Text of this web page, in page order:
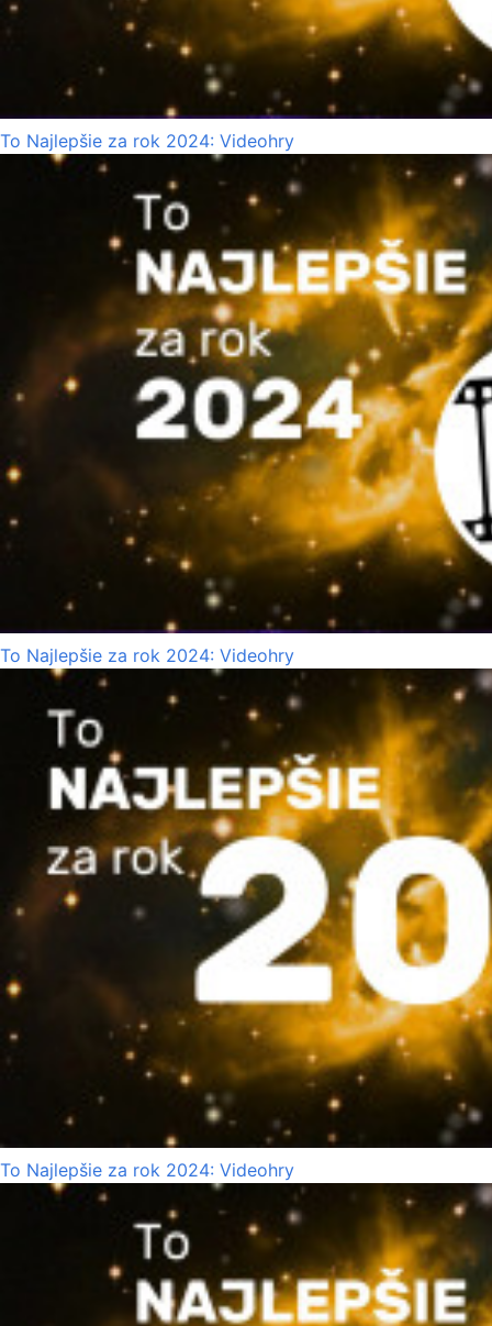
To Najlepšie za rok 2024: Videohry
To Najlepšie za rok 2024: Videohry
To Najlepšie za rok 2024: Videohry